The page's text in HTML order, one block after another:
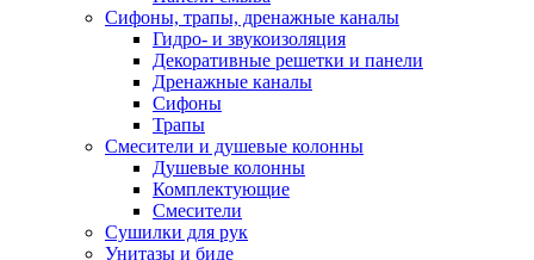
Сифоны, трапы, дренажные каналы
Гидро- и звукоизоляция
Декоративные решетки и панели
Дренажные каналы
Сифоны
Трапы
Смесители и душевые колонны
Душевые колонны
Комплектующие
Смесители
Сушилки для рук
Унитазы и биде